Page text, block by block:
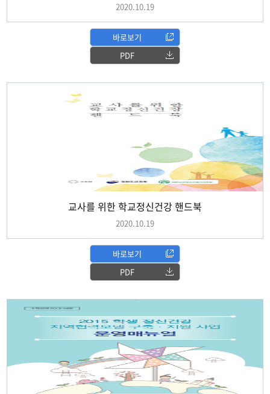
2020.10.19
바로보기
PDF
교사를 위한 학교정신건강 핸드북
2020.10.19
바로보기
PDF